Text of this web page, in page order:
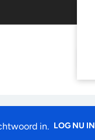
in. LOG NU IN